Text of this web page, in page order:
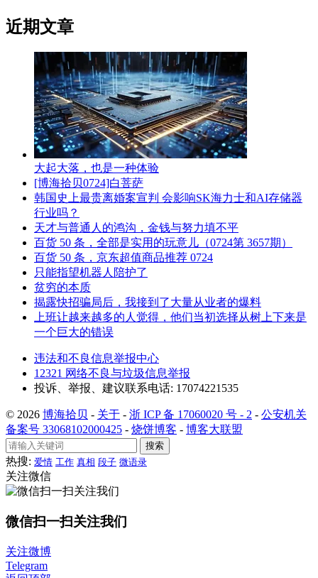
近期文章
大起大落，也是一种体验
[博海拾贝0724]白菩萨
韩国史上最贵离婚案宣判 会影响SK海力士和AI存储器
行业吗？
天才与普通人的鸿沟，金钱与努力填不平
百货 50 条，全部是实用的玩意儿（0724第 3657期）
百货 50 条，京东超值商品推荐 0724
只能指望机器人陪护了
贫穷的本质
揭露快招骗局后，我接到了大量从业者的爆料
上班让越来越多的人觉得，他们当初选择从树上下来是
一个巨大的错误
违法和不良信息举报中心
12321 网络不良与垃圾信息举报
投诉、举报、建议联系电话: 17074221535
© 2026 博海拾贝 - 关于 - 浙 ICP 备 17060020 号 - 2 - 公安机关
备案号 33068102000425 - 烧饼博客 - 博客大联盟
搜索
热搜: 爱情 工作 真相 段子 微语录
关注微信
微信扫一扫关注我们
关注微博
Telegram